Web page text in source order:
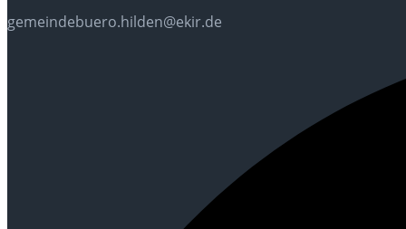
gemeindebuero.hilden@ekir.de